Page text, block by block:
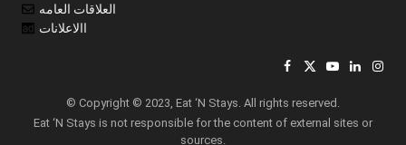
العلاقات العامه
االاعلانات
Facebook
X
YouTube
LinkedIn
© Copyright © 2023, Eat ‘N Stays. All rights reserved.
Eat ‘N Stays is not responsible for the content of external sites or
sources.